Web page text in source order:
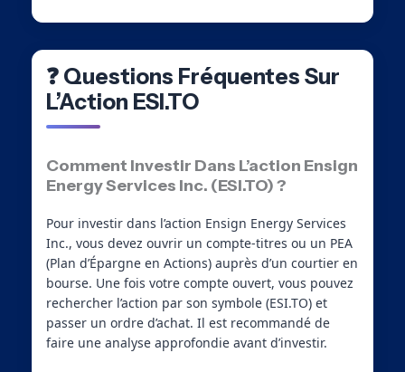
❓ Questions Fréquentes Sur
L’Action ESI.TO
Comment Investir Dans L’action Ensign
Energy Services Inc. (ESI.TO) ?
Pour investir dans l’action Ensign Energy Services
Inc., vous devez ouvrir un compte-titres ou un PEA
(Plan d’Épargne en Actions) auprès d’un courtier en
bourse. Une fois votre compte ouvert, vous pouvez
rechercher l’action par son symbole (ESI.TO) et
passer un ordre d’achat. Il est recommandé de
faire une analyse approfondie avant d’investir.